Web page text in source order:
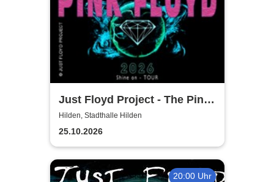
Just Floyd Project - The Pink
Floyd Tribute Show
Hilden, Stadthalle Hilden
25.10.2026
20:00 Uhr